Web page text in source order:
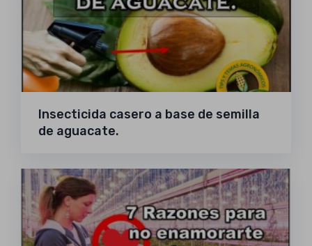
Insecticida casero a base de semilla
de aguacate.